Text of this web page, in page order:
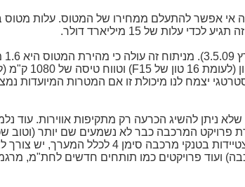
זה אי אפשר להתעלם ממחירו של המטוס. עלות
F15) וטווח טיסה של 1080 ק"מ
יצמח לנו מיכולת זו אם המטרות המיועדות
להשיג הכרעה רק מתקיפות אווירות. עוד
פרויקט המרכבה כבר לא נשמעים שם יותר (וטוב
חסרים תקציבים גדולים לצייד את הצבא הסדיר ובעיקר זה של המילואים. יש צורך בהצטיידות
ועוד פרויקטים כמו תותחים חדשים לחת"מ,